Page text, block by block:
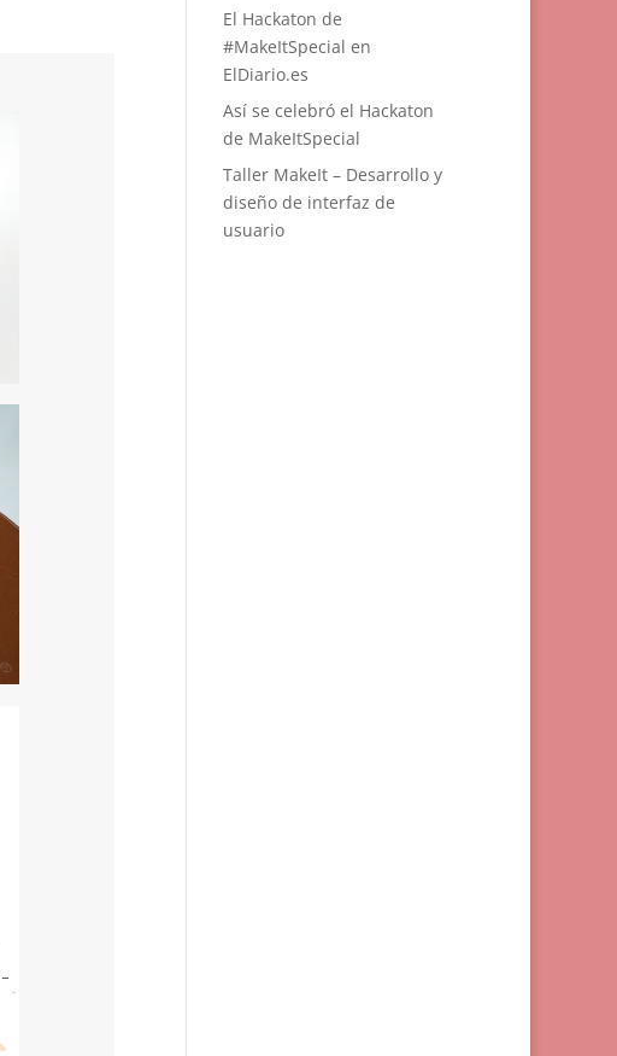
El Hackaton de
#MakeItSpecial en
ElDiario.es
Así se celebró el Hackaton
de MakeItSpecial
Taller MakeIt – Desarrollo y
diseño de interfaz de
usuario